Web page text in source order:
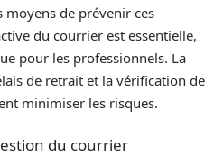
de prévenir ces
du courrier est essentielle,
pour les professionnels. La
de retrait et la vérification de
minimiser les risques.
du courrier